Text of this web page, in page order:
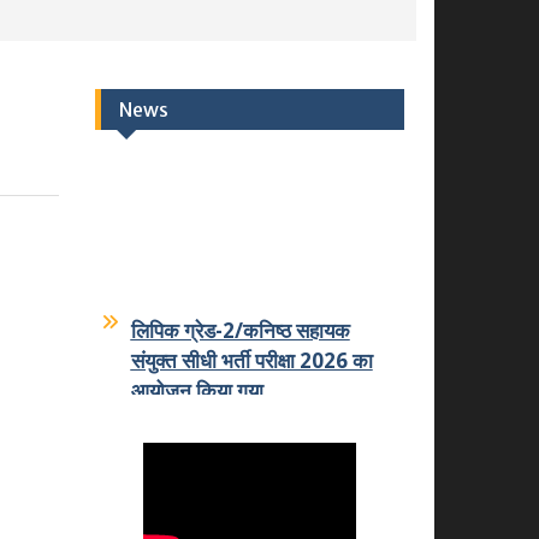
News
लिपिक ग्रेड-2/कनिष्ठ सहायक
संयुक्त सीधी भर्ती परीक्षा 2026 का
आयोजन किया गया
कमला शिक्षक प्रशिक्षण महाविद्यालय